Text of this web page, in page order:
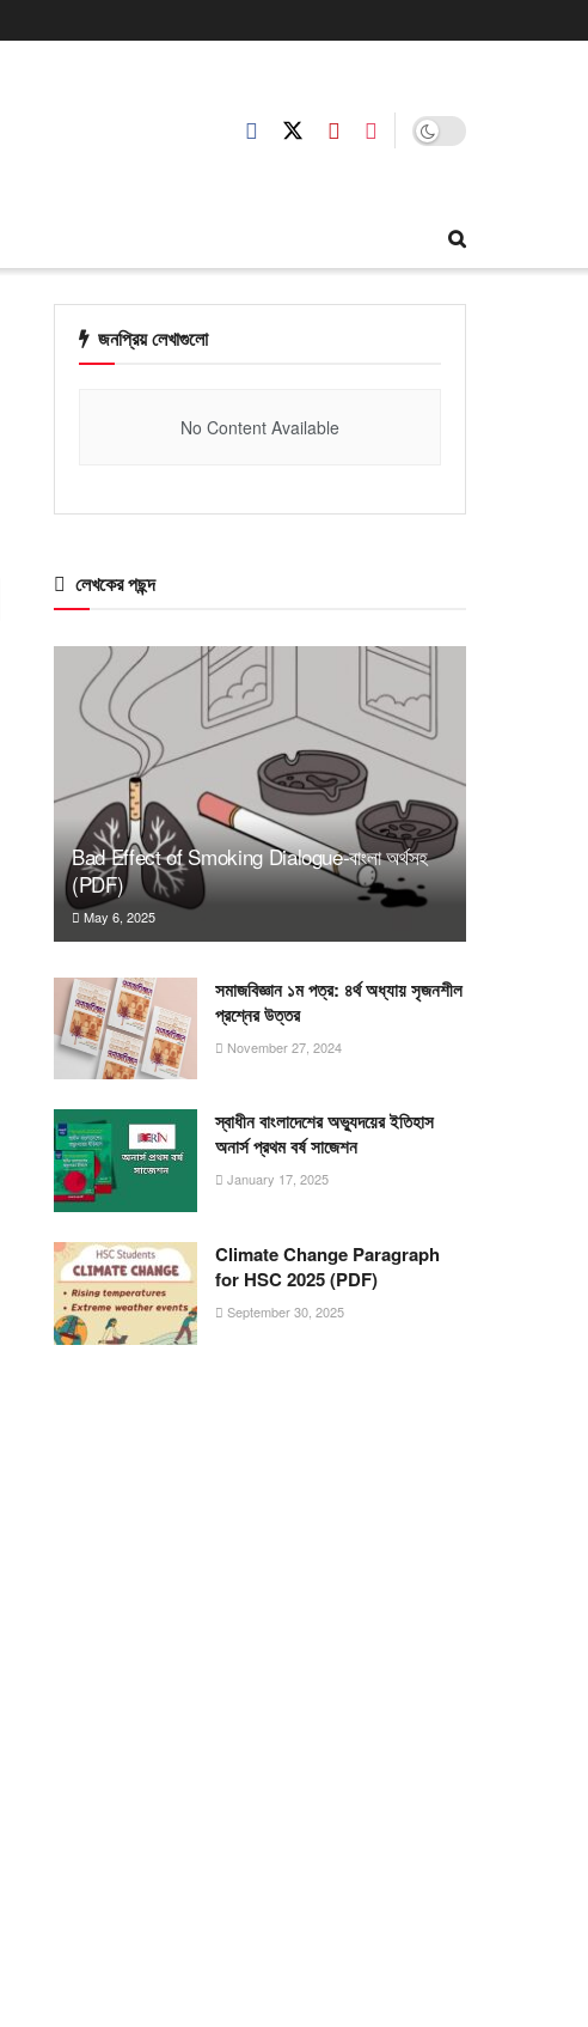
জনপ্রিয় লেখাগুলো
No Content Available
লেখকের পছন্দ
Bad Effect of Smoking Dialogue-বাংলা অর্থসহ
(PDF)
May 6, 2025
সমাজবিজ্ঞান ১ম পত্র: ৪র্থ অধ্যায় সৃজনশীল
প্রশ্নের উত্তর
November 27, 2024
স্বাধীন বাংলাদেশের অভ্যুদয়ের ইতিহাস
অনার্স প্রথম বর্ষ সাজেশন
January 17, 2025
Climate Change Paragraph
for HSC 2025 (PDF)
September 30, 2025